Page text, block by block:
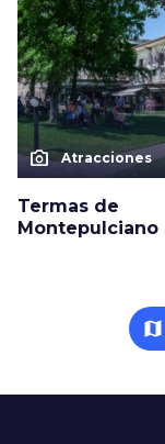
photo_camera Atracciones
Termas de
Montepulciano
map